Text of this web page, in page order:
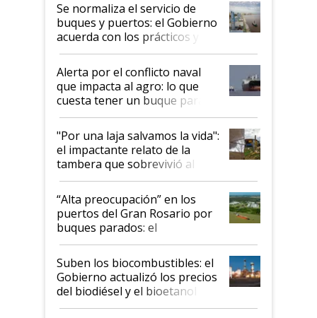
Se normaliza el servicio de
buques y puertos: el Gobierno
acuerda con los prácticos y
suspende el decreto de
desregulación
Alerta por el conflicto naval
que impacta al agro: lo que
cuesta tener un buque parado
y el peligro de que Argentina
pase a ser "país sucio"
"Por una laja salvamos la vida":
el impactante relato de la
tambera que sobrevivió al
tornado
“Alta preocupación” en los
puertos del Gran Rosario por
buques parados: el
funcionamiento de las
exportadoras en tensión tras
la medida de fuerza de los
prácticos
Suben los biocombustibles: el
Gobierno actualizó los precios
del biodiésel y el bioetanol